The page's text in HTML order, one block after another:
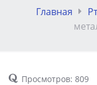
Главная
Просмотров: 809